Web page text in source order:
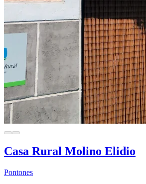
Casa Rural Molino Elidio
Pontones